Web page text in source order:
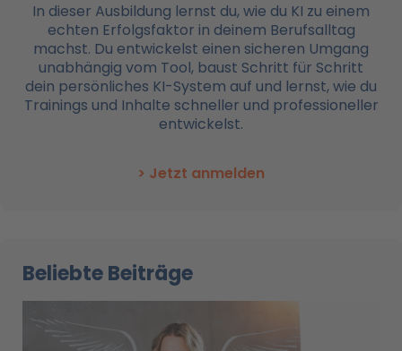
In dieser Ausbildung lernst du, wie du KI zu einem
echten Erfolgsfaktor in deinem Berufsalltag
machst. Du entwickelst einen sicheren Umgang
unabhängig vom Tool, baust Schritt für Schritt
dein persönliches KI-System auf und lernst, wie du
Trainings und Inhalte schneller und professioneller
entwickelst.
> Jetzt anmelden
Beliebte Beiträge